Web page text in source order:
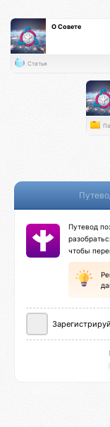
О Совете
Статья
Путевод
чтобы